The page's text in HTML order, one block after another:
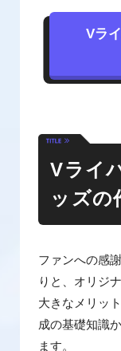
Vラ
Vライ
ッズの
ファンへの感
りと、オリジ
大きなメリッ
成の基礎知識
ます。